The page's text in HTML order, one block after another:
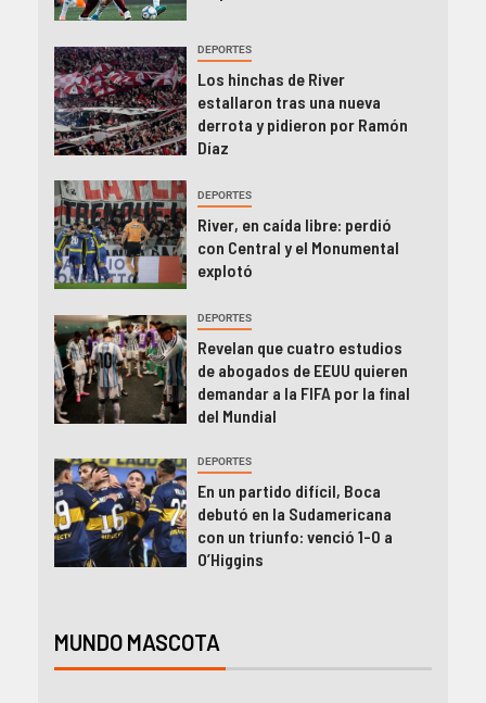
DEPORTES
Los hinchas de River
estallaron tras una nueva
derrota y pidieron por Ramón
Díaz
DEPORTES
River, en caída libre: perdió
con Central y el Monumental
explotó
DEPORTES
Revelan que cuatro estudios
de abogados de EEUU quieren
demandar a la FIFA por la final
del Mundial
DEPORTES
En un partido difícil, Boca
debutó en la Sudamericana
con un triunfo: venció 1-0 a
O’Higgins
MUNDO MASCOTA